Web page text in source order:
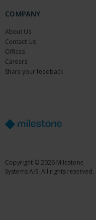
COMPANY
About Us
Contact Us
Offices
Careers
Share your feedback
Copyright © 2026 Milestone
Systems A/S. All rights reserved.